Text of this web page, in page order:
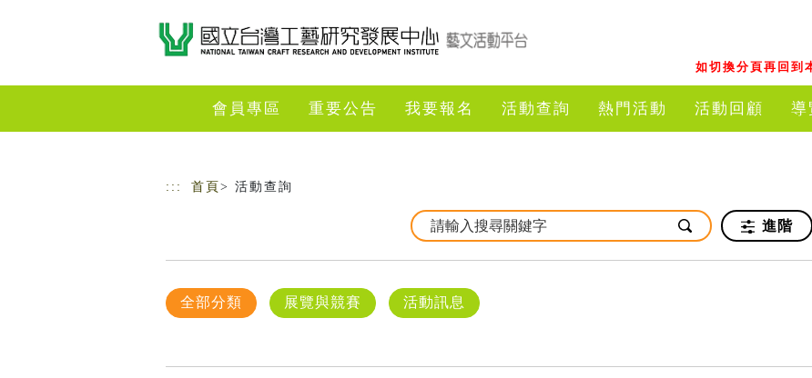
如切換分頁再回到
會員專區 重要公告 我要報名 活動查詢 熱門活動 活動回顧 導
::: 首頁 > 活動查詢
進階
全部分類 展覽與競賽 活動訊息